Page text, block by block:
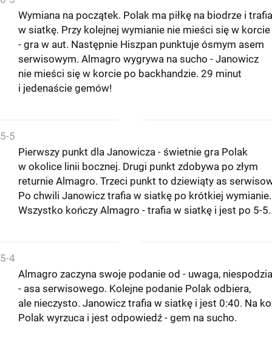
Wymiana na początek. Polak ma piłkę na biodrze i trafia
w siatkę. Przy kolejnej wymianie nie mieści się w korcie
- gra w aut. Następnie Hiszpan punktuje ósmym asem
serwisowym. Almagro wygrywa na sucho - Janowicz
nie mieści się w korcie po backhandzie. 29 minut
i jedenaście gemów!
5-5
Pierwszy punkt dla Janowicza - świetnie gra Polak
w okolice linii bocznej. Drugi punkt zdobywa po złym
returnie Almagro. Trzeci punkt to dziewiąty as
Po chwili Janowicz trafia w siatkę po krótkiej wymianie.
Wszystko kończy Almagro - trafia w siatkę i jest po 5-5.
5-4
Almagro zaczyna swoje podanie od - uwaga,
- asa serwisowego. Kolejne podanie Polak odbiera,
ale nieczysto. Janowicz trafia w siatkę i jest 0:40. Na
Polak wyrzuca i jest odpowiedź - gem na sucho.